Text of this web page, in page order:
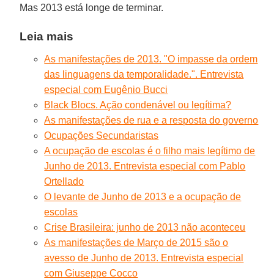
Mas 2013 está longe de terminar.
Leia mais
As manifestações de 2013. "O impasse da ordem
das linguagens da temporalidade.". Entrevista
especial com Eugênio Bucci
Black Blocs. Ação condenável ou legítima?
As manifestações de rua e a resposta do governo
Ocupações Secundaristas
A ocupação de escolas é o filho mais legítimo de
Junho de 2013. Entrevista especial com Pablo
Ortellado
O levante de Junho de 2013 e a ocupação de
escolas
Crise Brasileira: junho de 2013 não aconteceu
As manifestações de Março de 2015 são o
avesso de Junho de 2013. Entrevista especial
com Giuseppe Cocco